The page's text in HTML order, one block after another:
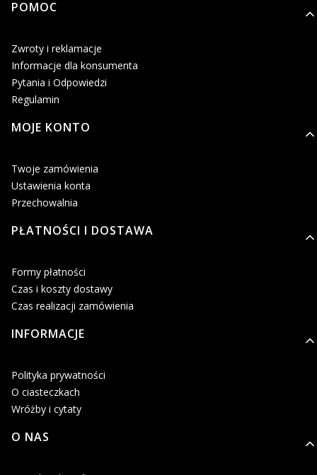
Linki w stopce
POMOC
Zwroty i reklamacje
Informacje dla konsumenta
Pytania i Odpowiedzi
Regulamin
MOJE KONTO
Twoje zamówienia
Ustawienia konta
Przechowalnia
PŁATNOŚCI I DOSTAWA
Formy płatności
Czas i koszty dostawy
Czas realizacji zamówienia
INFORMACJE
Polityka prywatności
O ciasteczkach
Wróżby i cytaty
O NAS